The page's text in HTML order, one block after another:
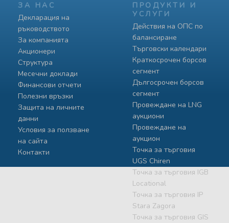
ЗА НАС
Декларация на
ръководството
За компанията
Акционери
Структура
Месечни доклади
Финансови отчети
Полезни връзки
Защита на личните
данни
Условия за ползване
на сайта
Контакти
ПРОДУКТИ И
УСЛУГИ
Действия на ОПС по
балансиране
Търговски календари
Краткосрочен борсов
сегмент
Дългосрочен борсов
сегмент
Провеждане на LNG
аукциони
Провеждане на
аукцион
Точка за търговия
UGS Chiren
Точка за търговия IGB
Locational
Точка за търговия IP
Stara Zagora
Точка за търговия GIS